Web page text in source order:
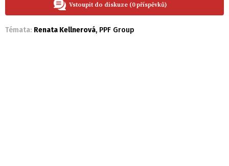
Vstoupit do diskuze (0 příspěvků)
Témata: Renata Kellnerová, PPF Group